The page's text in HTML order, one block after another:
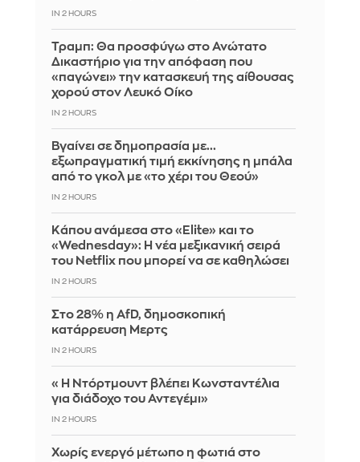
IN 2 HOURS
Τραμπ: Θα προσφύγω στο Ανώτατο
Δικαστήριο για την απόφαση που
«παγώνει» την κατασκευή της αίθουσας
χορού στον Λευκό Οίκο
IN 2 HOURS
Βγαίνει σε δημοπρασία με...
εξωπραγματική τιμή εκκίνησης η μπάλα
από το γκολ με «το χέρι του Θεού»
IN 2 HOURS
Κάπου ανάμεσα στο «Elite» και το
«Wednesday»: Η νέα μεξικανική σειρά
του Netflix που μπορεί να σε καθηλώσει
IN 2 HOURS
Στο 28% η AfD, δημοσκοπική
κατάρρευση Μερτς
IN 2 HOURS
«Η Ντόρτμουντ βλέπει Κωνσταντέλια
για διάδοχο του Αντεγέμι»
IN 2 HOURS
Χωρίς ενεργό μέτωπο η φωτιά στο